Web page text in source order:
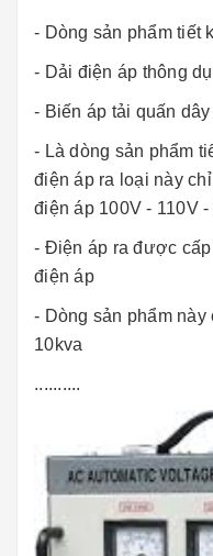
- Dòng sản phẩm tiết
- Dải điện áp thông
- Biến áp tải quấn
- Là dòng sản phẩm
điện áp ra loại này
điện áp 100V - 110V -
- Điện áp ra được
điện áp
- Dòng sản phẩm
10kva
..........